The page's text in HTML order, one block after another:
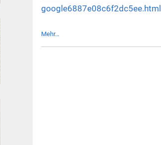
google6887e08c6f2dc5ee.html
Mehr…